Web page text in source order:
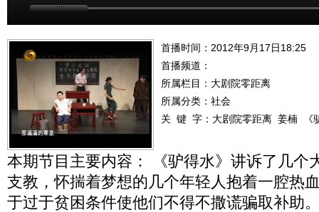
首播时间：2012年9月17日18:25
首播频道：
所属栏目： 大剧院零距离
所属分类：社会
关 键 字： 大剧院零距离 姜楠
本期节目主要内容： 《驴得水》讲诉了几个
支教，怀揣着梦想的几个年轻人抱着一腔热
于过于贫困条件使他们不得不撒谎骗取补助